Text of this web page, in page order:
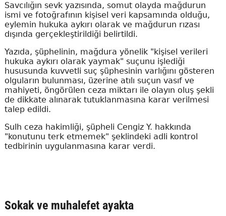
Savcılığın sevk yazısında, somut olayda mağdurun
ismi ve fotoğrafının kişisel veri kapsamında olduğu,
eylemin hukuka aykırı olarak ve mağdurun rızası
dışında gerçekleştirildiği belirtildi.
Yazıda, şüphelinin, mağdura yönelik "kişisel verileri
hukuka aykırı olarak yaymak" suçunu işlediği
hususunda kuvvetli suç şüphesinin varlığını gösteren
olguların bulunması, üzerine atılı suçun vasıf ve
mahiyeti, öngörülen ceza miktarı ile olayın oluş şekli
de dikkate alınarak tutuklanmasına karar verilmesi
talep edildi.
Sulh ceza hakimliği, şüpheli Cengiz Y. hakkında
"konutunu terk etmemek" şeklindeki adli kontrol
tedbirinin uygulanmasına karar verdi.
Sokak ve muhalefet ayakta